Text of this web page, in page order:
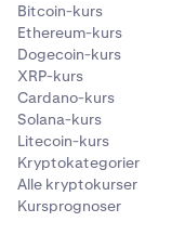
Kraken Ukraina
@krakenfx_ua
Ukraina
Bitcoin-kurs
Ethereum-kurs
Dogecoin-kurs
XRP-kurs
Cardano-kurs
Solana-kurs
Litecoin-kurs
Kryptokategorier
Alle kryptokurser
Kursprognoser